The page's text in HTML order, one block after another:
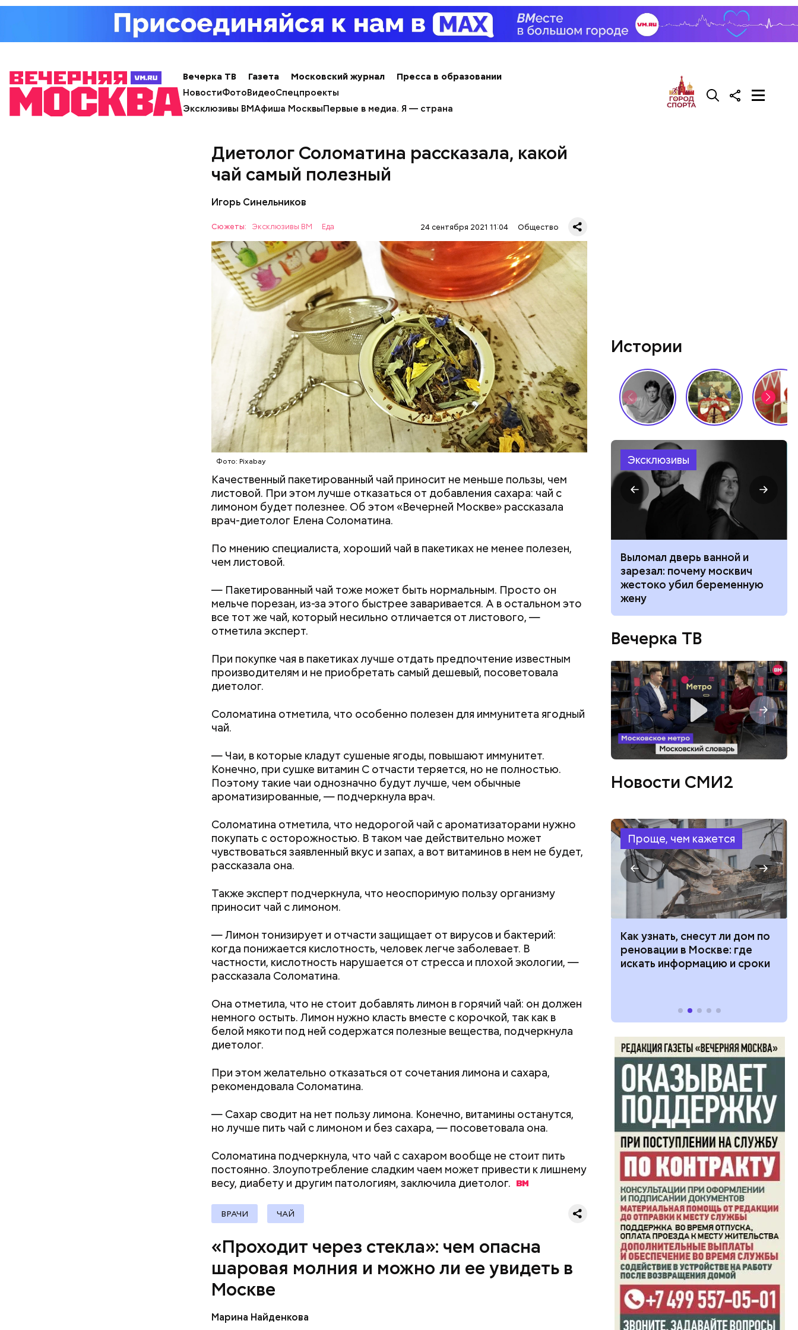
Вечерка ТВ Газета Московский журнал
Пресса в образовании
НовостиФотоВидеоСпецпроекты
Эксклюзивы ВМАфиша МосквыПервые в медиа. Я — страна
Диетолог Соломатина рассказала, какой
чай самый полезный
Игорь Синельников
Сюжеты: Эксклюзивы ВМ Еда 24 сентября 2021 11:04 Общество
Фото: Pixabay
Качественный пакетированный чай приносит не меньше пользы, чем
листовой. При этом лучше отказаться от добавления сахара: чай с
лимоном будет полезнее. Об этом «Вечерней Москве» рассказала
врач-диетолог Елена Соломатина.
По мнению специалиста, хороший чай в пакетиках не менее полезен,
чем листовой.
— Пакетированный чай тоже может быть нормальным. Просто он
мельче порезан, из-за этого быстрее заваривается. А в остальном это
все тот же чай, который несильно отличается от листового, —
отметила эксперт.
При покупке чая в пакетиках лучше отдать предпочтение известным
производителям и не приобретать самый дешевый, посоветовала
диетолог.
Соломатина отметила, что особенно полезен для иммунитета ягодный
чай.
— Чаи, в которые кладут сушеные ягоды, повышают иммунитет.
Конечно, при сушке витамин C отчасти теряется, но не полностью.
Поэтому такие чаи однозначно будут лучше, чем обычные
ароматизированные, — подчеркнула врач.
Соломатина отметила, что недорогой чай с ароматизаторами нужно
покупать с осторожностью. В таком чае действительно может
чувствоваться заявленный вкус и запах, а вот витаминов в нем не будет,
рассказала она.
Также эксперт подчеркнула, что неоспоримую пользу организму
приносит чай с лимоном.
— Лимон тонизирует и отчасти защищает от вирусов и бактерий:
когда понижается кислотность, человек легче заболевает. В
частности, кислотность нарушается от стресса и плохой экологии, —
рассказала Соломатина.
Она отметила, что не стоит добавлять лимон в горячий чай: он должен
немного остыть. Лимон нужно класть вместе с корочкой, так как в
белой мякоти под ней содержатся полезные вещества, подчеркнула
диетолог.
При этом желательно отказаться от сочетания лимона и сахара,
рекомендовала Соломатина.
— Сахар сводит на нет пользу лимона. Конечно, витамины останутся,
но лучше пить чай с лимоном и без сахара, — посоветовала она.
Соломатина подчеркнула, что чай с сахаром вообще не стоит пить
постоянно. Злоупотребление сладким чаем может привести к лишнему
весу, диабету и другим патологиям, заключила диетолог.
ВРАЧИ ЧАЙ
«Проходит через стекла»: чем опасна
шаровая молния и можно ли ее увидеть в
Москве
Марина Найденкова
Среднее время жизни молнии (маленькой и средней) около 30 секунд.
При встрече с шаровой молнией важно не паниковать, подчеркнул
Бычков:
нужно застыть на месте и не двигаться;
нельзя ни в коем случае махать руками;
не стоит пытаться «поймать» молнию или потрогать, особенно
металлическими предметами.
— Может пробить заряд на человека. Нужно вести себя очень
По его словам, солдаты не знали о масштабах трагедии. Подобных
аварий раньше не случалось. Поэтому он не испытывал страха.
— Ситуацию в целом перенес ровно. Мы тогда и не осознавали
ситуацию. Что нас возьмет, самых крепких и сильных? Знали только о
Хиросиме и Нагасаки. С подобным сами не сталкивались, — говорит
«Грязная» зона: возможна ли
районах
измерение уровня радиации в воздухе. Кроме того, Макеев участвовал
в эвакуации населения из города, которую, по его мнению, нужно было
делать раньше на несколько дней.
— Первые двое суток мы постоянно были на ногах. Каждые два часа
ездили делать замеры радиации. Время от выезда до выезда — на
отдых. Работа и есть работа. Ее надо выполнять, — говорит он.
После получения предельно допустимой дозы радиации Макеева
вывели из 30-километровой зоны отчуждения, где он до 3 мая
проверял на уровень радиационной зараженности автотранспорт.
Истории
Эксклюзивы
Дебошир и «гроза»
Гилман, которого просят
освободить США
Москве летом 2026
Выломал дверь ванной и
зарезал: почему москвич
жестоко убил беременную
жену
Вечерка ТВ
Новости СМИ2
Проще, чем кажется
Как поменять батареи дома и
не получить штраф
Как получить до 100 тысяч
рублей от государства при
трудной ситуации: кто может
Как узнать, снесут ли дом по
реновации в Москве: где
искать информацию и сроки